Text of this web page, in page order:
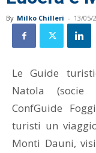
By Milko Chilleri - 13/05/
Le Guide
Natola (socie
ConfGuide
turisti un
Monti Dauni,